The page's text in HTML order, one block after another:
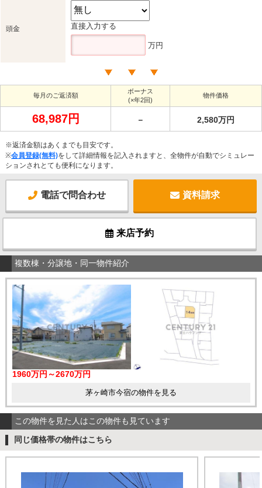
頭金 直接入力する
万円
毎月のご返済額
ボーナス
(×年2回)
物件価格
68,987円 － 2,580万円
※返済金額はあくまでも目安です。
※会員登録(無料)をして詳細情報を記入されますと、全物件が自動でシミュレー
ションされとても便利になります。
電話で問合わせ 資料請求
来店予約
複数棟・分譲地・同一物件紹介
1960万円～2670万円
茅ヶ崎市今宿の物件を見る
この物件を見た人はこの物件も見ています
同じ価格帯の物件はこちら